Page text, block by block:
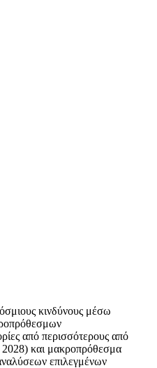
κινδύνους μέσω
από περισσότερους από
2028) και μακροπρόθεσμα
επιλεγμένων